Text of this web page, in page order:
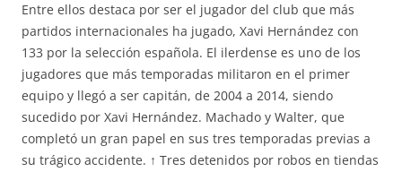
Entre ellos destaca por ser el jugador del club que más
partidos internacionales ha jugado, Xavi Hernández con
133 por la selección española. El ilerdense es uno de los
jugadores que más temporadas militaron en el primer
equipo y llegó a ser capitán, de 2004 a 2014, siendo
sucedido por Xavi Hernández. Machado y Walter, que
completó un gran papel en sus tres temporadas previas a
su trágico accidente. ↑ Tres detenidos por robos en tiendas